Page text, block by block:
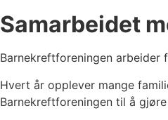
Samarbeidet
Barnekreftforeningen
Hvert år opplever mange
Barnekreftforeningen til å